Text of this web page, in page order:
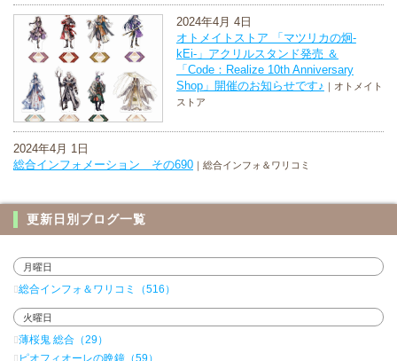
2024年4月 4日
オトメイトストア 「マツリカの炯-
kEi-」アクリルスタンド発売 ＆
「Code：Realize 10th Anniversary
Shop」開催のお知らせです♪ ｜オトメイト
ストア
2024年4月 1日
総合インフォメーション その690 ｜総合インフォ＆ワリコミ
更新日別ブログ一覧
月曜日
総合インフォ＆ワリコミ（516）
火曜日
薄桜鬼 総合（29）
ピオフィオーレの晩鐘（59）